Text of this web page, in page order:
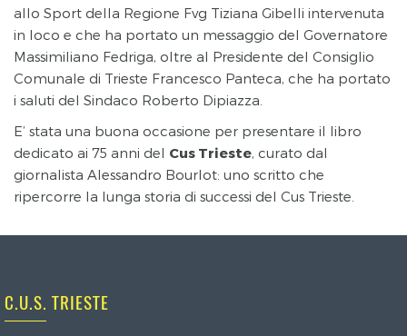
allo Sport della Regione Fvg Tiziana Gibelli intervenuta
in loco e che ha portato un messaggio del Governatore
Massimiliano Fedriga, oltre al Presidente del Consiglio
Comunale di Trieste Francesco Panteca, che ha portato
i saluti del Sindaco Roberto Dipiazza.
E’ stata una buona occasione per presentare il libro
dedicato ai 75 anni del Cus Trieste, curato dal
giornalista Alessandro Bourlot: uno scritto che
ripercorre la lunga storia di successi del Cus Trieste.
C.U.S. TRIESTE